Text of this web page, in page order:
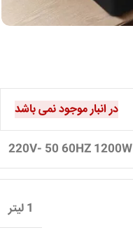
در انبار موجود نمی باشد
220V- 50 60HZ 1200W
1 لیتر